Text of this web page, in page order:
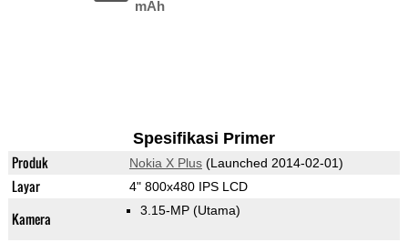
mAh
Spesifikasi Primer
Produk Nokia X Plus(Launched 2014-02-01)
Layar 4" 800x480 IPS LCD
Kamera 3.15-MP (Utama)